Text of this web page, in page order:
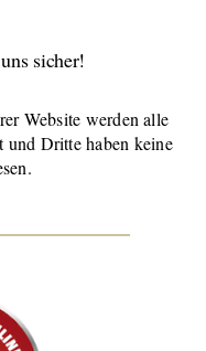
sicher!
Website werden alle
und Dritte haben keine